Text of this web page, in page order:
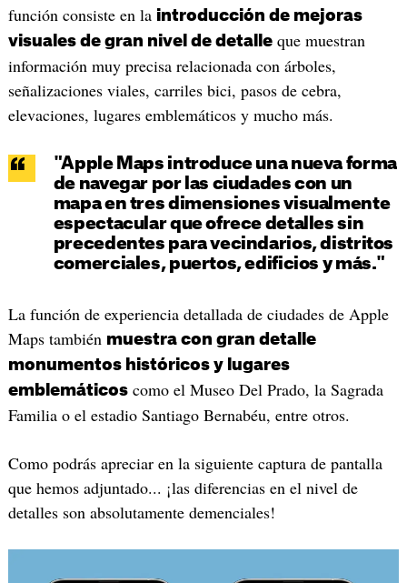
función consiste en la introducción de mejoras
visuales de gran nivel de detalleque muestran
información muy precisa relacionada con árboles,
señalizaciones viales, carriles bici, pasos de cebra,
elevaciones, lugares emblemáticos y mucho más.
"Apple Maps introduce una nueva forma
de navegar por las ciudades con un
mapa en tres dimensiones visualmente
espectacular que ofrece detalles sin
precedentes para vecindarios, distritos
comerciales, puertos, edificios y más."
La función de experiencia detallada de ciudades de Apple
Maps también muestra con gran detalle
monumentos históricos y lugares
emblemáticoscomo el Museo Del Prado, la Sagrada
Familia o el estadio Santiago Bernabéu, entre otros.
Como podrás apreciar en la siguiente captura de pantalla
que hemos adjuntado... ¡las diferencias en el nivel de
detalles son absolutamente demenciales!